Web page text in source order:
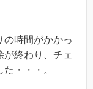
の時間がかかっ
終わり、チェ
・・・。